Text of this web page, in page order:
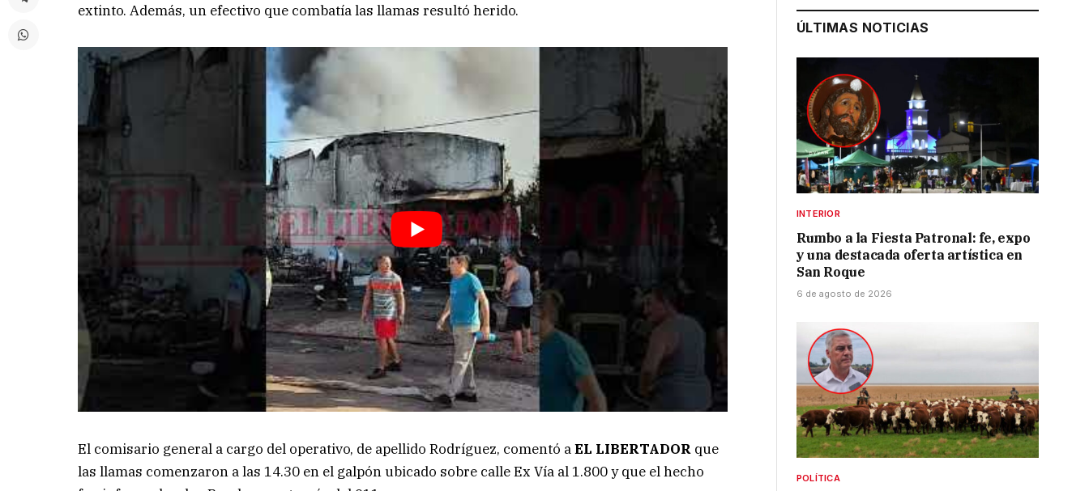
extinto. Además, un efectivo que combatía las llamas resultó herido.
El comisario general a cargo del operativo, de apellido Rodríguez, comentó aEL LIBERTADOR que
las llamas comenzaron a las 14.30 en el galpón ubicado sobre calle Ex Vía al 1.800 y que el hecho
ÚLTIMAS NOTICIAS
INTERIOR
Rumbo a la Fiesta Patronal: fe, expo
y una destacada oferta artística en
San Roque
6 de agosto de 2026
POLÍTICA